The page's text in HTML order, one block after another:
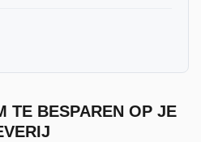
TE BESPAREN OP JE